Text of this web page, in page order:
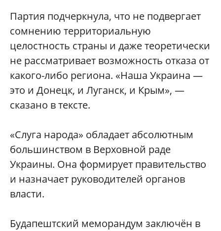
Партия подчеркнула, что не подвергает
сомнению территориальную
целостность страны и даже теоретически
не рассматривает возможность отказа от
какого-либо региона. «Наша Украина —
это и Донецк, и Луганск, и Крым», —
сказано в тексте.
«Слуга народа» обладает абсолютным
большинством в Верховной раде
Украины. Она формирует правительство
и назначает руководителей органов
власти.
Будапештский меморандум заключён в